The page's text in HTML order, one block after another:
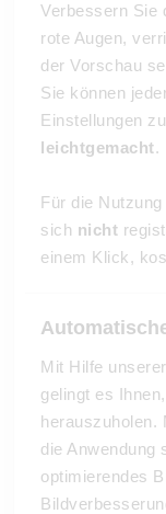
Verbessern Sie
rote Augen,
der Vorschau
Sie können
Einstellungen
leichtgemacht.
Für die
sich nicht
einem Klick,
Mit Hilfe unserer
gelingt es
herauszuholen.
die Anwendung
optimierendes